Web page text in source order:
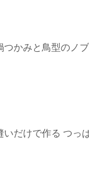
つかみと鳥型のノ
いだけで作る つ